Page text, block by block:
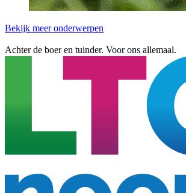
Bekijk meer onderwerpen
Achter de boer en tuinder. Voor ons allemaal.